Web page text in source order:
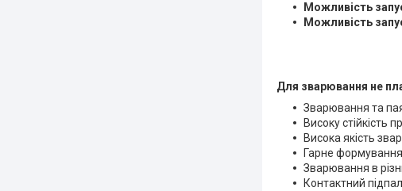
Можливість
Можливість
Для зварювання не
Зварювання та
Високу стійкість
Висока якість
Гарне
Зварювання в
Контактний